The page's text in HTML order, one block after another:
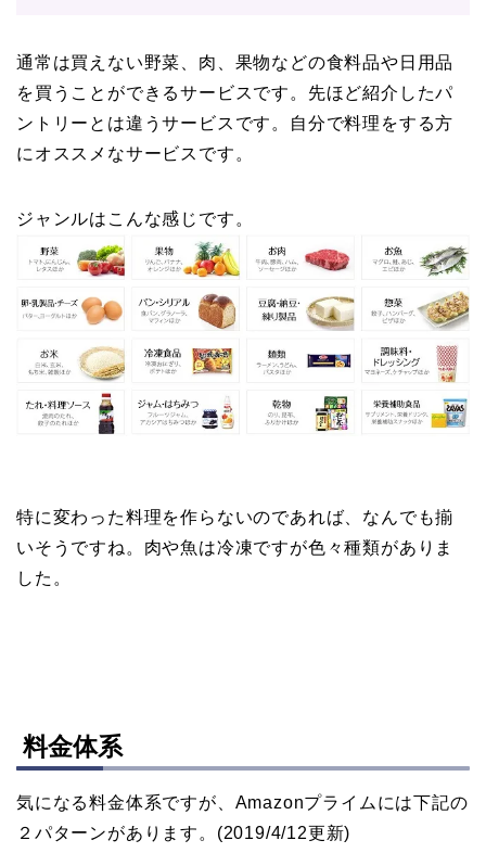
通常は買えない野菜、肉、果物などの食料品や日用品
を買うことができるサービスです。先ほど紹介したパ
ントリーとは違うサービスです。自分で料理をする方
にオススメなサービスです。
ジャンルはこんな感じです。
特に変わった料理を作らないのであれば、なんでも揃
いそうですね。肉や魚は冷凍ですが色々種類がありま
した。
料金体系
気になる料金体系ですが、Amazonプライムには下記の
２パターンがあります。(2019/4/12更新)